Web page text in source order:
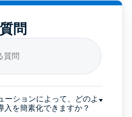
問
ーションによって、どのよ
入を簡素化できますか？